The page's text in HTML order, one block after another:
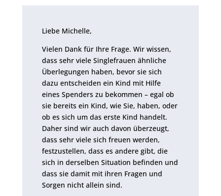
Liebe Michelle,
Vielen Dank für Ihre Frage. Wir wissen,
dass sehr viele Singlefrauen ähnliche
Überlegungen haben, bevor sie sich
dazu entscheiden ein Kind mit Hilfe
eines Spenders zu bekommen – egal ob
sie bereits ein Kind, wie Sie, haben, oder
ob es sich um das erste Kind handelt.
Daher sind wir auch davon überzeugt,
dass sehr viele sich freuen werden,
festzustellen, dass es andere gibt, die
sich in derselben Situation befinden und
dass sie damit mit ihren Fragen und
Sorgen nicht allein sind.